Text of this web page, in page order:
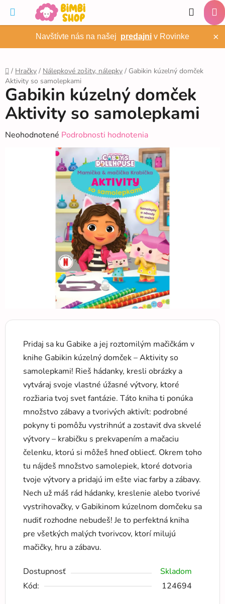
obsah
Navštívte nás na našej predajni v Rovinke ×
Hľadať
Domov
/ Hračky / Nálepkové zošity, nálepky / Gabikin kúzelný domček
Aktivity so samolepkami
Pridaj sa ku Gabike a jej roztomilým mačičkám v
knihe Gabikin kúzelný domček – Aktivity so
samolepkami! Rieš hádanky, kresli obrázky a
vytváraj svoje vlastné úžasné výtvory, ktoré
rozžiaria tvoj svet fantázie. Táto kniha ti ponúka
množstvo zábavy a tvorivých aktivít: podrobné
pokyny ti pomôžu vystrihnúť a zostaviť dva skvelé
výtvory – krabičku s prekvapením a mačaciu
čelenku, ktorú si môžeš hneď obliecť. Okrem toho
tu nájdeš množstvo samolepiek, ktoré dotvoria
tvoje výtvory a pridajú im ešte viac farby a zábavy.
Nech už máš rád hádanky, kreslenie alebo tvorivé
vystrihovačky, v Gabikinom kúzelnom domčeku sa
nudiť rozhodne nebudeš! Je to perfektná kniha
pre všetkých malých tvorivcov, ktorí milujú
mačičky, hru a zábavu.
Dostupnosť
Skladom
Kód:
124694
Gabikin kúzelný domček
Aktivity so samolepkami
Priemerné
Neohodnotené Podrobnosti hodnotenia